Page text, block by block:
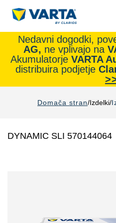
Nedavni dogodki,
AG, ne vplivajo na
Akumulatorje VARTA
distribuira podjetje
Domača stran Izdelki
DYNAMIC SLI 570144064